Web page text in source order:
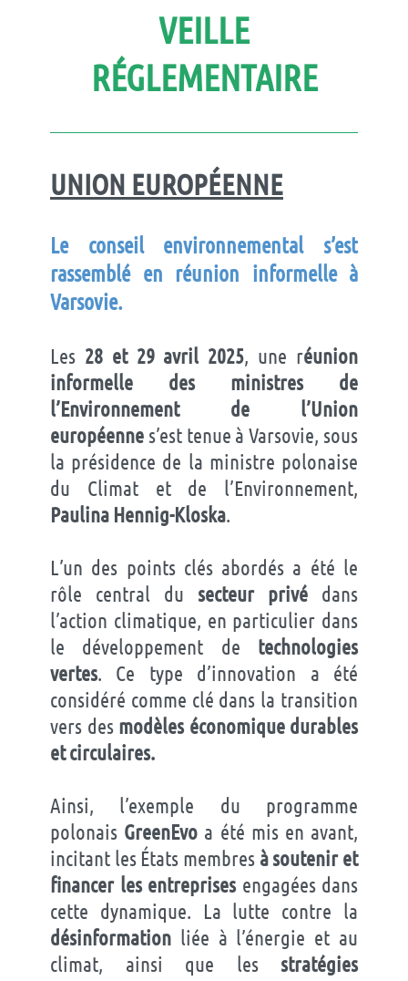
VEILLE
RÉGLEMENTAIRE
UNION EUROPÉENNE
Le conseil environnemental s’est
rassemblé en réunion informelle à
Varsovie.
Les 28 et 29 avril 2025, une réunion
informelle des ministres de
l’Environnement de l’Union
européenne s’est tenue à Varsovie, sous
la présidence de la ministre polonaise
du Climat et de l’Environnement,
Paulina Hennig-Kloska.
L’un des points clés abordés a été le
rôle central du secteur privé dans
l’action climatique, en particulier dans
le développement de technologies
vertes. Ce type d’innovation a été
considéré comme clé dans la transition
vers des modèles économique durables
et circulaires.
Ainsi, l’exemple du programme
polonais GreenEvo a été mis en avant,
incitant les États membres à soutenir et
financer les entreprisesengagées dans
cette dynamique. La lutte contre la
désinformation liée à l’énergie et au
climat, ainsi que les stratégies